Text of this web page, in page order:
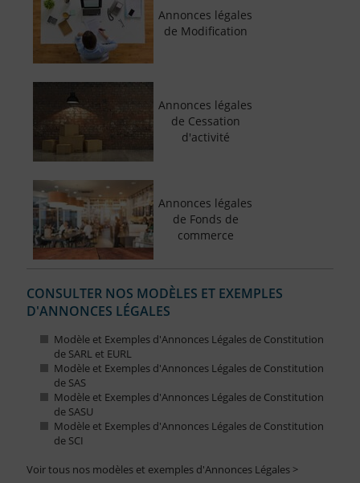
Annonces légales
de Modification
Annonces légales
de Cessation
d'activité
Annonces légales
de Fonds de
commerce
CONSULTER NOS MODÈLES ET EXEMPLES
D'ANNONCES LÉGALES
Modèle et Exemples d'Annonces Légales de Constitution
de SARL et EURL
Modèle et Exemples d'Annonces Légales de Constitution
de SAS
Modèle et Exemples d'Annonces Légales de Constitution
de SASU
Modèle et Exemples d'Annonces Légales de Constitution
de SCI
Voir tous nos modèles et exemples d'Annonces Légales >